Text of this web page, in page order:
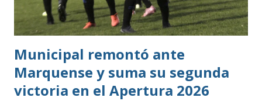
Bicolor a llegar a la última jornada pendiente de otros
resultados, particularmente del de Honduras vs. Panamá.
Municipal remontó ante
Marquense y suma su segunda
victoria en el Apertura 2026